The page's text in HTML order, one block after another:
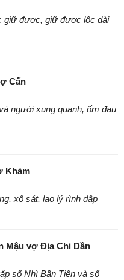
giữ được, giữ được lộc dài
Cấn
người xung quanh, ốm đau
Khảm
xô sát, lao lý rình dập
Mậu vợ Địa Chi Dần
số Nhì Bần Tiện và số